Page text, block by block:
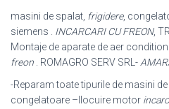
masini de spalat, frigidere,
siemens . INCARCARI CU FREON,
Montaje de aparate de aer
freon . ROMAGRO SERV SRL-
-Reparam toate tipurile de masini
congelatoare – Ilocuire motor